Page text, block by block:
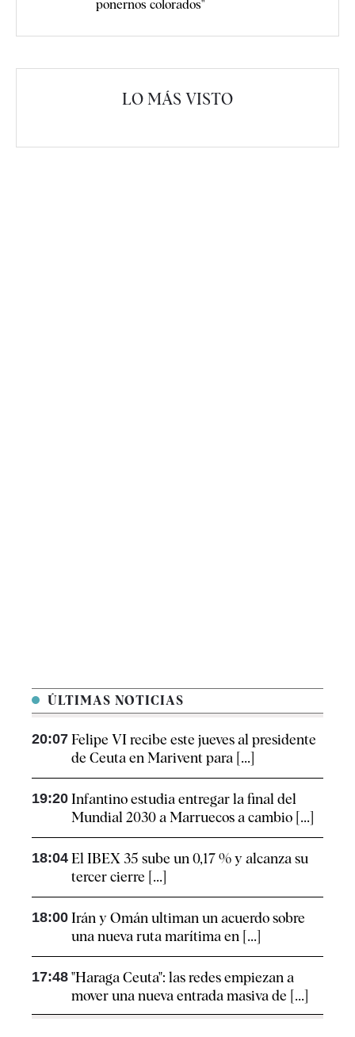
ponernos colorados"
LO MÁS VISTO
ÚLTIMAS NOTICIAS
20:07 Felipe VI recibe este jueves al presidente
de Ceuta en Marivent para [...]
19:20 Infantino estudia entregar la final del
Mundial 2030 a Marruecos a cambio [...]
18:04 El IBEX 35 sube un 0,17 % y alcanza su
tercer cierre [...]
18:00 Irán y Omán ultiman un acuerdo sobre
una nueva ruta marítima en [...]
17:48 "Haraga Ceuta": las redes empiezan a
mover una nueva entrada masiva de [...]